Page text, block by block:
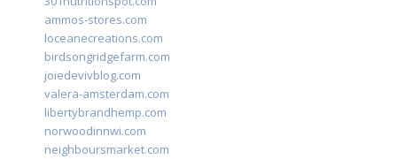
ammos-stores.com
loceanecreations.com
birdsongridgefarm.com
joiedevivblog.com
valera-amsterdam.com
libertybrandhemp.com
norwoodinnwi.com
neighboursmarket.com